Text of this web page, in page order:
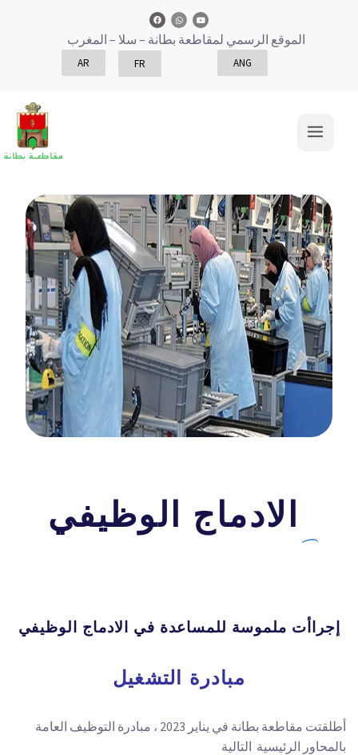
الموقع الرسمي لمقاطعة بطانة – سلا – المغرب
AR FR ANG
الادماج الوظيفي
إجراأت ملموسة للمساعدة في الادماج الوظيفي
مبادرة التشغيل
أطلقتت مقاطعة بطانة في يناير 2023 ، مبادرة التوظيف العامة
بالمحاور الرئيسية التالية